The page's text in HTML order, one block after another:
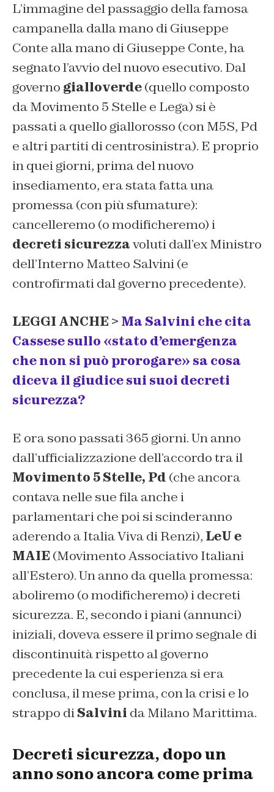
L’immagine del passaggio della famosa
campanella dalla mano di Giuseppe
Conte alla mano di Giuseppe Conte, ha
segnato l’avvio del nuovo esecutivo. Dal
governo gialloverde(quello composto
da Movimento 5 Stelle e Lega) si è
passati a quello giallorosso (con M5S, Pd
e altri partiti di centrosinistra). E proprio
in quei giorni, prima del nuovo
insediamento, era stata fatta una
promessa (con più sfumature):
cancelleremo (o modificheremo) i
decreti sicurezzavoluti dall’ex Ministro
dell’Interno Matteo Salvini (e
controfirmati dal governo precedente).
LEGGI ANCHE > Ma Salvini che cita
Cassese sullo «stato d’emergenza
che non si può prorogare» sa cosa
diceva il giudice sui suoi decreti
sicurezza?
E ora sono passati 365 giorni. Un anno
dall’ufficializzazione dell’accordo tra il
Movimento 5 Stelle, Pd (che ancora
contava nelle sue fila anche i
parlamentari che poi si scinderanno
aderendo a Italia Viva di Renzi), LeU e
MAIE (Movimento Associativo Italiani
all’Estero). Un anno da quella promessa:
aboliremo (o modificheremo) i decreti
sicurezza. E, secondo i piani (annunci)
iniziali, doveva essere il primo segnale di
discontinuità rispetto al governo
precedente la cui esperienza si era
conclusa, il mese prima, con la crisi e lo
strappo diSalvini da Milano Marittima.
Decreti sicurezza, dopo un
anno sono ancora come prima